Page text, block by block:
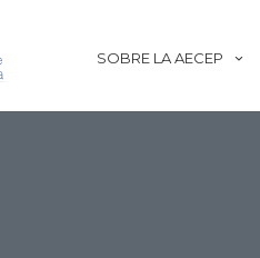
SOBRE LA AECEP